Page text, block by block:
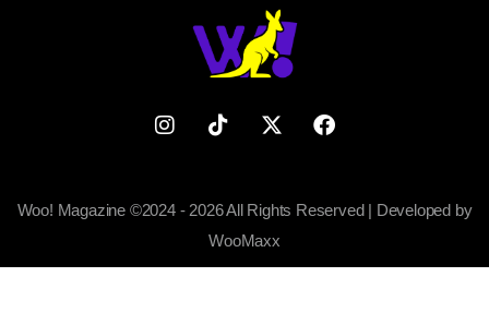
Woo! Magazine ©2024 - 2026 All Rights Reserved | Developed by
WooMaxx